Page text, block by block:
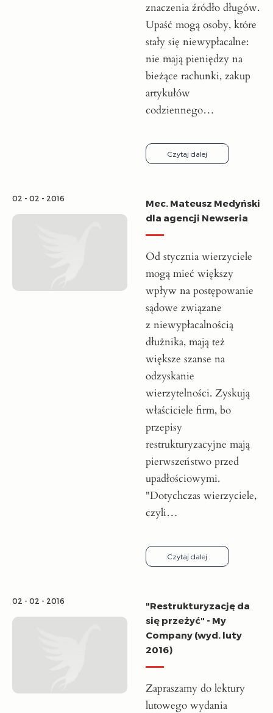
znaczenia źródło długów.
Upaść mogą osoby, które
stały się niewypłacalne:
nie mają pieniędzy na
bieżące rachunki, zakup
artykułów
codziennego…
Czytaj dalej
02 - 02 - 2016
Mec. Mateusz Medyński
dla agencji Newseria
Od stycznia wierzyciele
mogą mieć większy
wpływ na postępowanie
sądowe związane
z niewypłacalnością
dłużnika, mają też
większe szanse na
odzyskanie
wierzytelności. Zyskują
właściciele firm, bo
przepisy
restrukturyzacyjne mają
pierwszeństwo przed
upadłościowymi.
"Dotychczas wierzyciele,
czyli…
Czytaj dalej
02 - 02 - 2016
"Restrukturyzację da
się przeżyć" - My
Company (wyd. luty
2016)
Zapraszamy do lektury
lutowego wydania